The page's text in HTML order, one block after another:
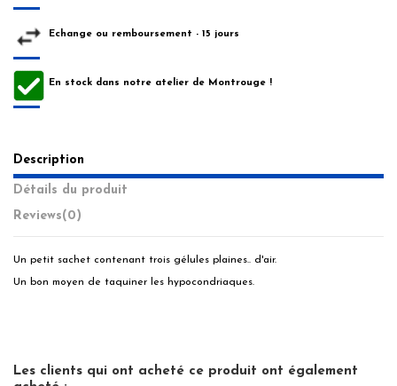
Echange ou remboursement - 15 jours
En stock dans notre atelier de Montrouge !
Description
Détails du produit
Reviews(0)
Un petit sachet contenant trois gélules plaines.. d'air.
Un bon moyen de taquiner les hypocondriaques.
Les clients qui ont acheté ce produit ont également